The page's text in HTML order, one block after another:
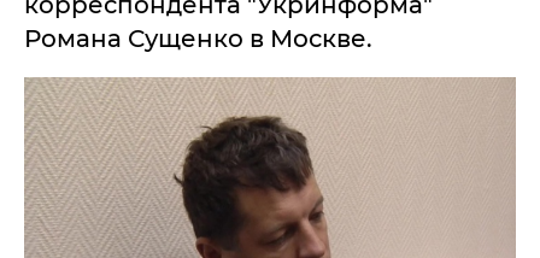
Романа Сущенко в Москве.